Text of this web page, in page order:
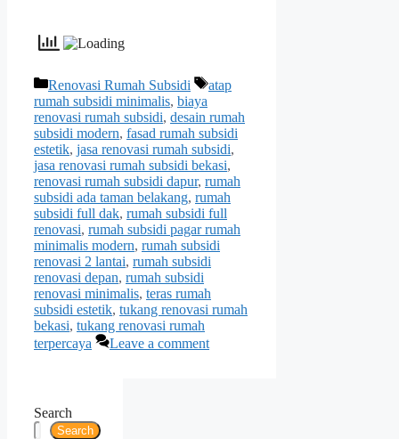
Categories
Renovasi Rumah Subsidi Tags
atap
rumah subsidi minimalis, biaya
renovasi rumah subsidi, desain rumah
subsidi modern, fasad rumah subsidi
estetik, jasa renovasi rumah subsidi,
jasa renovasi rumah subsidi bekasi,
renovasi rumah subsidi dapur, rumah
subsidi ada taman belakang, rumah
subsidi full dak, rumah subsidi full
renovasi, rumah subsidi pagar rumah
minimalis modern, rumah subsidi
renovasi 2 lantai, rumah subsidi
renovasi depan, rumah subsidi
renovasi minimalis, teras rumah
subsidi estetik, tukang renovasi rumah
bekasi, tukang renovasi rumah
terpercaya
Leave a comment
Search
Search